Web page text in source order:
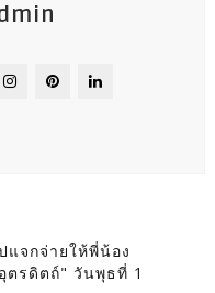
แจกจ่ายให้พี่น้อง
ตรดิตถ์" วันพุธที่ 1